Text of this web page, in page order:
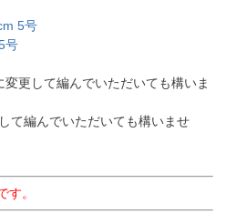
5号
号
更して編んでいただいても構いま
て編んでいただいても構いませ
。